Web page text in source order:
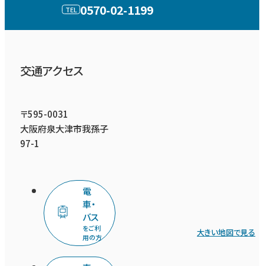
交通アクセス
〒595-0031
大阪府泉大津市我孫子
97-1
電
車・
バス
をご利
用の方
大きい地図で見る
0570-02-1199